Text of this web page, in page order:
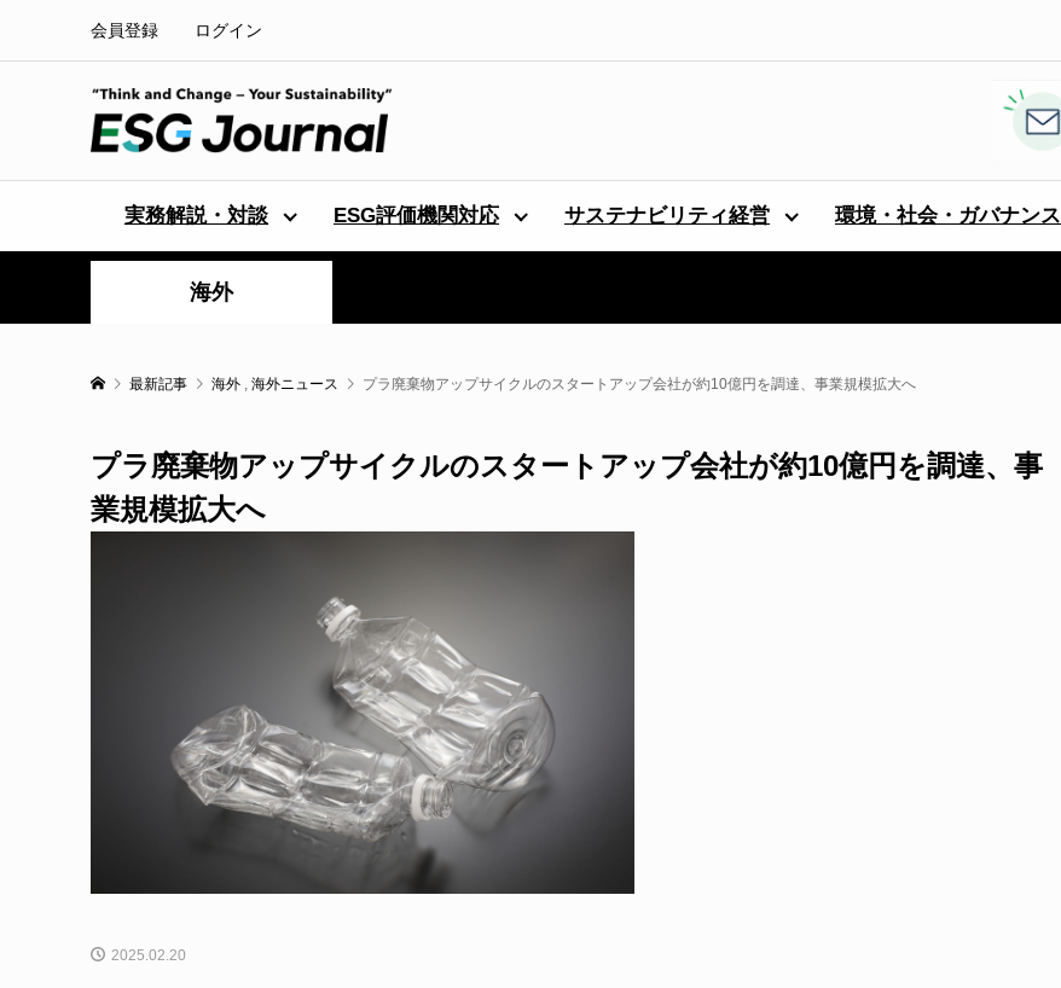
会員登録 ログイン
実務解説・対談 ESG評価機関対応 サステナビリティ経営 環境・社会・ガバナンス
海外
最新記事 海外 , 海外ニュース プラ廃棄物アップサイクルのスタートアップ会社が約10億円を調達、事業規模拡大へ
プラ廃棄物アップサイクルのスタートアップ会社が約10億円を調達、事
業規模拡大へ
2025.02.20